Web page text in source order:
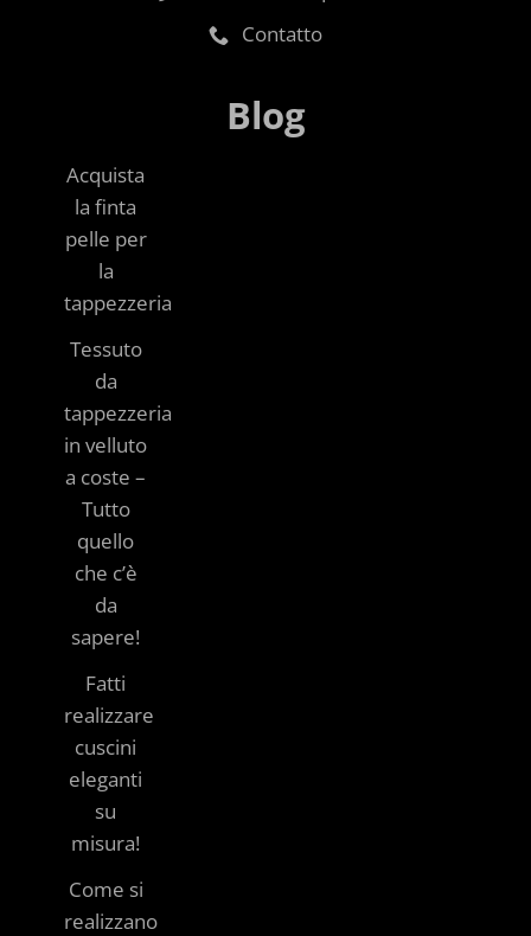
Contatto
Blog
Acquista
la finta
pelle per
la
tappezzeria
Tessuto
da
tappezzeria
in velluto
a coste –
Tutto
quello
che c’è
da
sapere!
Fatti
realizzare
cuscini
eleganti
su
misura!
Come si
realizzano